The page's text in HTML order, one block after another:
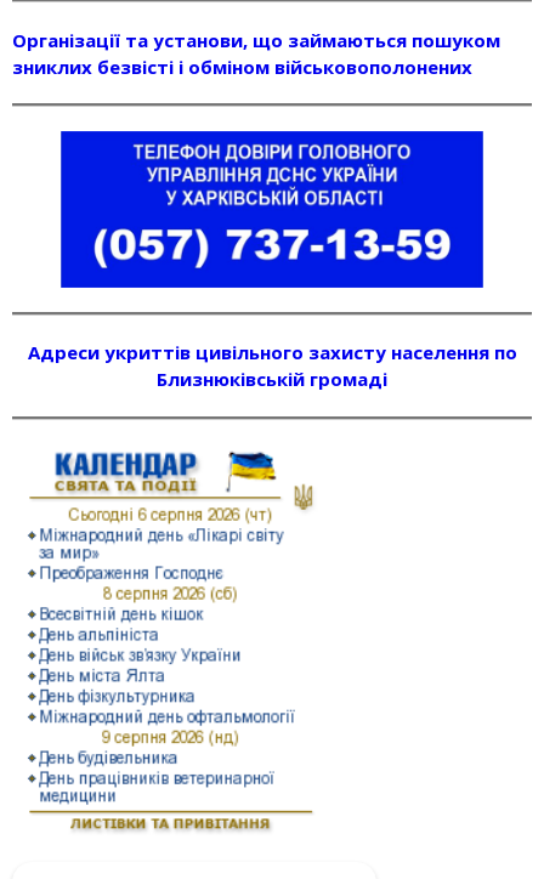
Організації та установи, що займаються пошуком
зниклих безвісті і обміном військовополонених
Адреси укриттів цивільного захисту населення по
Близнюківській громаді